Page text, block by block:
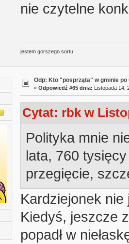
nie czytelne
jestem gorszego sortu
Odp: Kto "posprząta" w gminie po
« Odpowiedź #65 dnia: Listopada 14,
Cytat: rbk w
Polityka mnie
lata, 760
przegięcie,
Kardziejonek nie
Kiedyś, jeszcze
popadł w